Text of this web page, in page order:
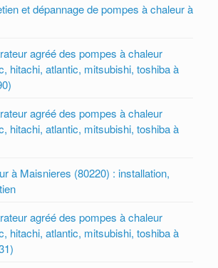
et dépannage de pompes à chaleur à
agréé des pompes à chaleur
hitachi, atlantic, mitsubishi, toshiba à
agréé des pompes à chaleur
hitachi, atlantic, mitsubishi, toshiba à
à Maisnieres (80220) : installation,
agréé des pompes à chaleur
hitachi, atlantic, mitsubishi, toshiba à